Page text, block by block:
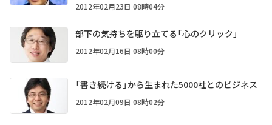
2012年02月23日 08時04分
部下の気持ちを駆り立てる「心のクリック」
2012年02月16日 08時00分
「書き続ける」から生まれた5000社とのビジネス
2012年02月09日 08時02分